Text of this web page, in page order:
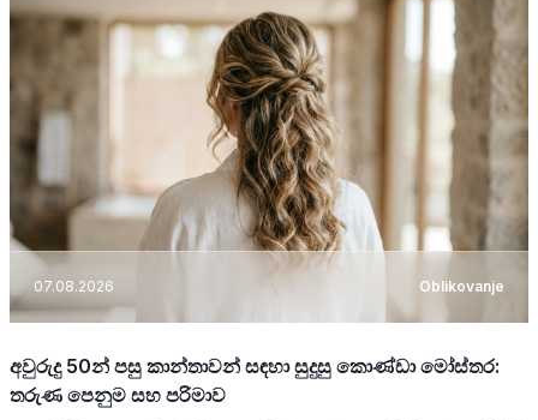
07.08.2026 Oblikovanje
අවුරුදු 50න් පසු කාන්තාවන් සඳහා සුදුසු කොණ්ඩා මෝස්තර:
තරුණ පෙනුම සහ පරිමාව